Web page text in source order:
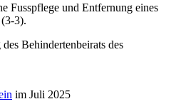
Fusspflege und Entfernung eines
3).
Behindertenbeirats des
im Juli 2025